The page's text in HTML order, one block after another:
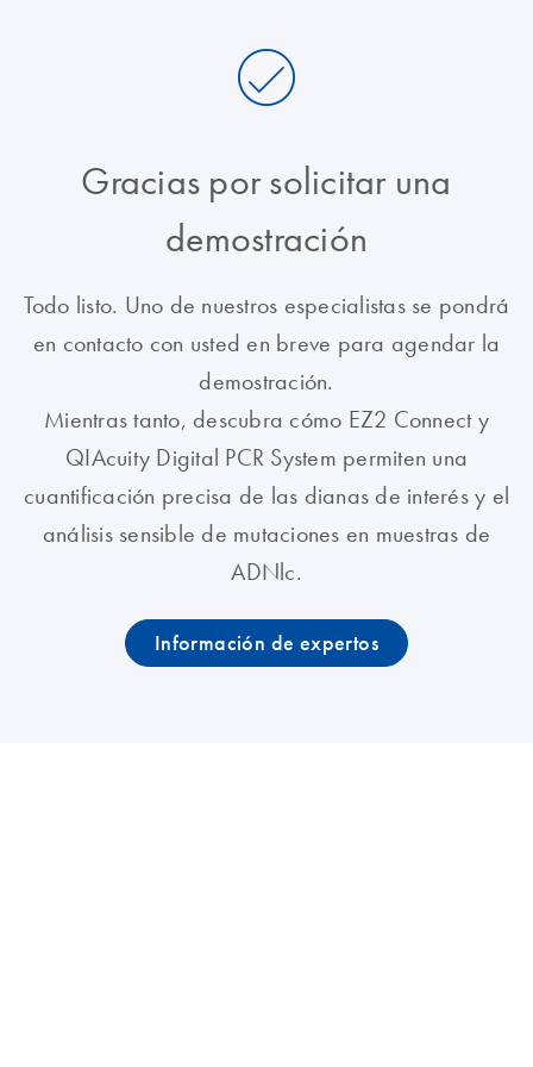
Gracias por solicitar una
demostración
Todo listo. Uno de nuestros especialistas se pondrá
en contacto con usted en breve para agendar la
demostración.
Mientras tanto, descubra cómo EZ2 Connect y
QIAcuity Digital PCR System permiten una
cuantificación precisa de las dianas de interés y el
análisis sensible de mutaciones en muestras de
ADNlc.
Información de expertos